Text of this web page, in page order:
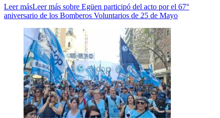
Leer másLeer más sobre Egüen participó del acto por el 67°
aniversario de los Bomberos Voluntarios de 25 de Mayo